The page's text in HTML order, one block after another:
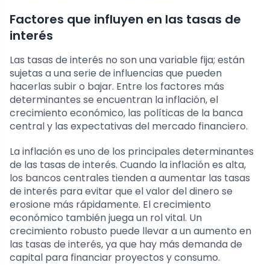
Factores que influyen en las tasas de
interés
Las tasas de interés no son una variable fija; están
sujetas a una serie de influencias que pueden
hacerlas subir o bajar. Entre los factores más
determinantes se encuentran la inflación, el
crecimiento económico, las políticas de la banca
central y las expectativas del mercado financiero.
La inflación es uno de los principales determinantes
de las tasas de interés. Cuando la inflación es alta,
los bancos centrales tienden a aumentar las tasas
de interés para evitar que el valor del dinero se
erosione más rápidamente. El crecimiento
económico también juega un rol vital. Un
crecimiento robusto puede llevar a un aumento en
las tasas de interés, ya que hay más demanda de
capital para financiar proyectos y consumo.